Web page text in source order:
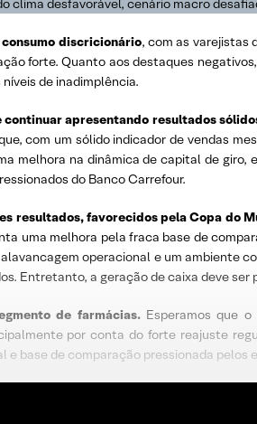
clima desfavorável, cenário macro
discricionário, com as varejistas
forte. Quanto aos destaques
de inadimplência.
apresentando resultados
com um sólido indicador de vendas
melhora na dinâmica de capital de
do Banco Carrefour.
resultados, favorecidos pela Copa do
uma melhora pela fraca base de
operacional e um ambiente
Entretanto, a geração de caixa deve
de farmácias.Esperamos que o
por conta do forte reajuste
e base de comparação pressionada pelos